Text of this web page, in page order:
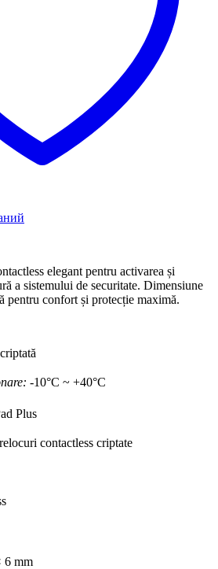
elegant pentru activarea și
a sistemului de securitate. Dimensiune
pentru confort și protecție maximă.
-10°C ~ +40°C
Plus
contactless criptate
6 mm